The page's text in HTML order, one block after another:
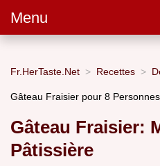
Menu
Fr.HerTaste.Net Recettes
Gâteau Fraisier pour 8 Personnes
Gâteau Fraisier:
Pâtissière